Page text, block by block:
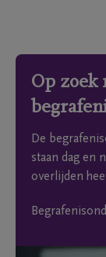
Op zoek
De
staan dag en
overlijden